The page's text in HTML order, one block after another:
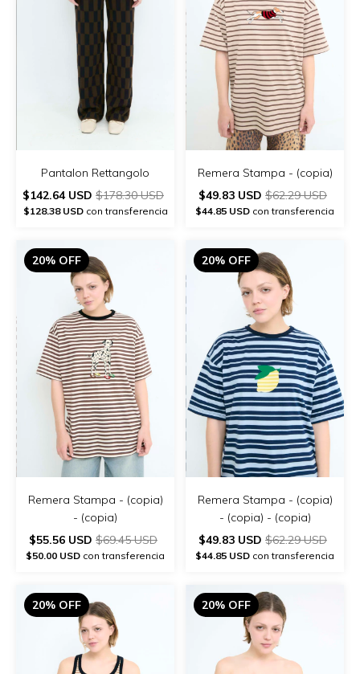
Pantalon Rettangolo
$142.64 USD $178.30 USD
$128.38 USDcon transferencia
Remera Stampa - (copia)
$49.83 USD $62.29 USD
$44.85 USD con transferencia
20% OFF
Remera Stampa - (copia)
- (copia)
$55.56 USD $69.45 USD
$50.00 USD con transferencia
20% OFF
Remera Stampa - (copia)
- (copia) - (copia)
$49.83 USD $62.29 USD
$44.85 USD con transferencia
20% OFF 20% OFF